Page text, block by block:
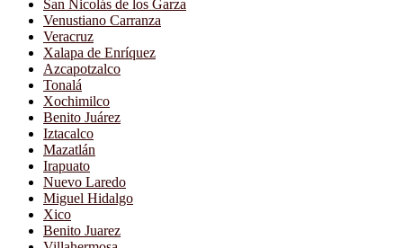
San Nicolás de los Garza
Venustiano Carranza
Veracruz
Xalapa de Enríquez
Azcapotzalco
Tonalá
Xochimilco
Benito Juárez
Iztacalco
Mazatlán
Irapuato
Nuevo Laredo
Miguel Hidalgo
Xico
Benito Juarez